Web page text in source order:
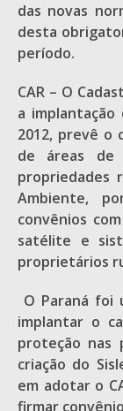
das novas
desta
período.
CAR – O
a
2012, prevê o
de áreas de
propriedades
Ambiente,
convênios
satélite e
proprietários
O Paraná foi
implantar o
proteção nas
criação do
em adotar o
firmar